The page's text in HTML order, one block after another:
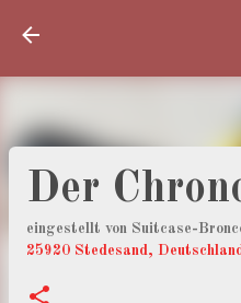
Der
eingestellt von Suitcase-
25920 Stedesand,